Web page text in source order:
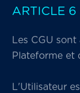
ARTICLE 6
Les CGU
Plateforme et
L'Utilisateur